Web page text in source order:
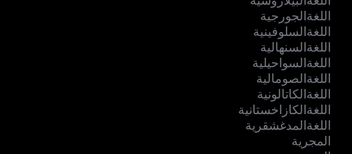
اللغةالجورجية
اللغةالسلوفينية
اللغةالسنهالية
اللغةالسواحيلية
اللغةالصومالية
اللغةالكاتالونية
اللغةالكازاخستانية
اللغةالمدغشقرية
المجرية